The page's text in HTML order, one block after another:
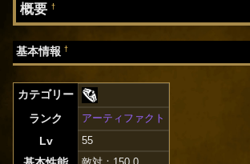
概要†
基本情報†
カテゴリー
ランク
アーティファクト
Lv 55